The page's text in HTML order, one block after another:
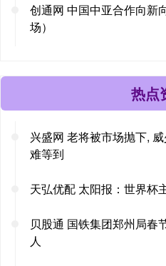
创通网 中国中亚合作向新
场）
热点
兴盛网 老将被市场抛下,
难等到
天弘优配 太阳报：世界杯
贝股通 国铁集团郑州局春
人